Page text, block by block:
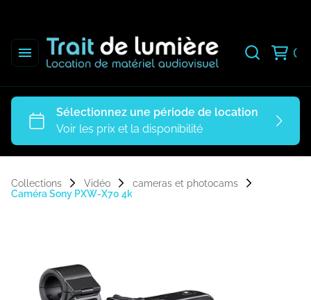
Collections Vidéo
cameras et photocams
Caméra Sony PXW-X70 4k